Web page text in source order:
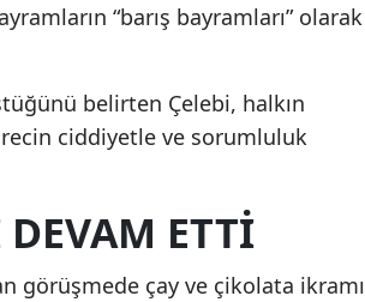
“barış bayramları” olarak
belirten Çelebi, halkın
ciddiyetle ve sorumluluk
ETTI
görüşmede çay ve çikolata ikramı